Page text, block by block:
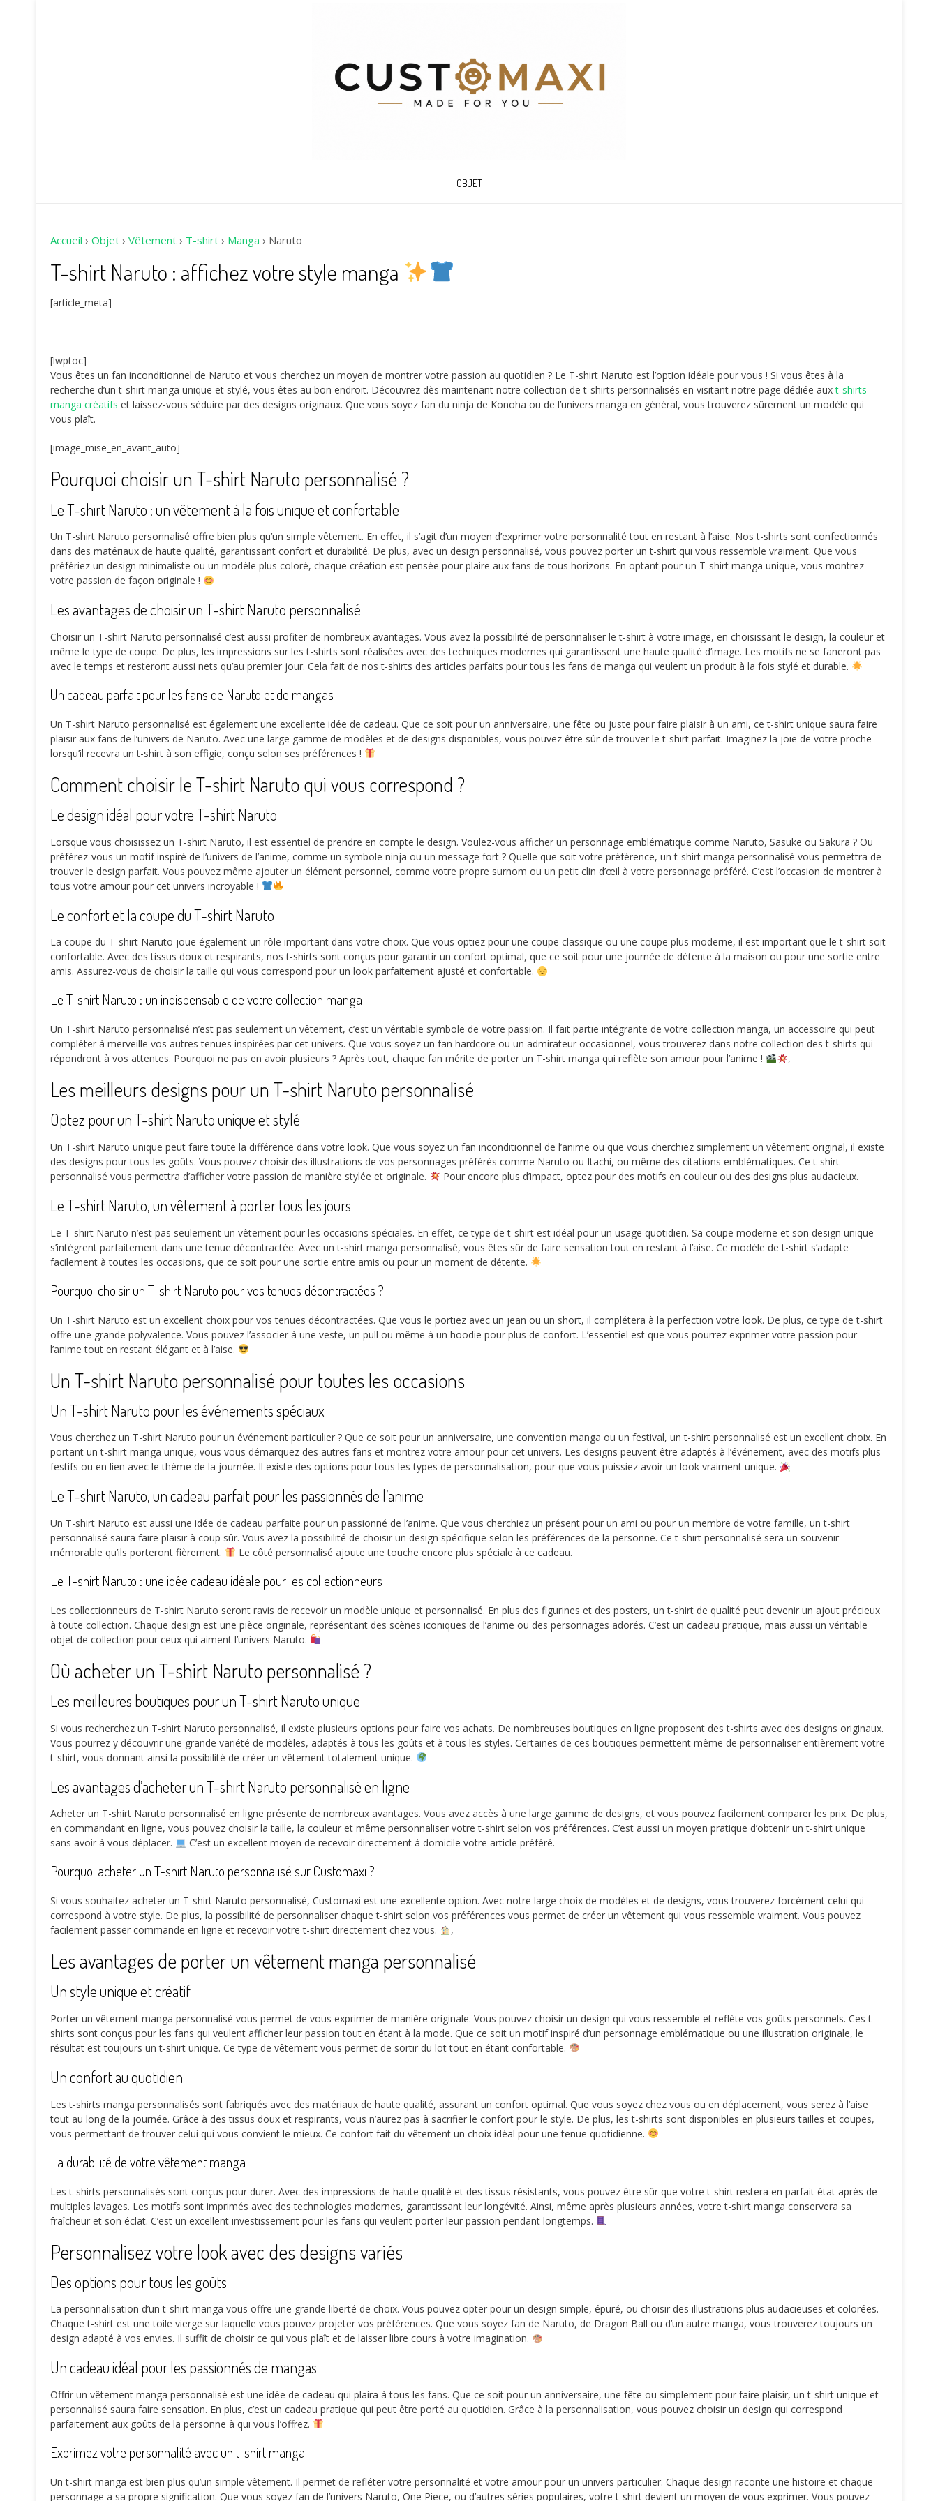
OBJET
Accueil › Objet › Vêtement › T-shirt › Manga › Naruto
T-shirt Naruto : affichez votre style manga
[article_meta]
[lwptoc]
Vous êtes un fan inconditionnel de Naruto et vous cherchez un moyen de montrer votre passion au quotidien ? Le T-shirt Naruto est l’option idéale pour vous ! Si vous êtes à la
recherche d’un t-shirt manga unique et stylé, vous êtes au bon endroit. Découvrez dès maintenant notre collection de t-shirts personnalisés en visitant notre page dédiée auxt-shirts
manga créatifs et laissez-vous séduire par des designs originaux. Que vous soyez fan du ninja de Konoha ou de l’univers manga en général, vous trouverez sûrement un modèle qui
vous plaît.
[image_mise_en_avant_auto]
Pourquoi choisir un T-shirt Naruto personnalisé ?
Le T-shirt Naruto : un vêtement à la fois unique et confortable
Un T-shirt Naruto personnalisé offre bien plus qu’un simple vêtement. En effet, il s’agit d’un moyen d’exprimer votre personnalité tout en restant à l’aise. Nos t-shirts sont confectionnés
dans des matériaux de haute qualité, garantissant confort et durabilité. De plus, avec un design personnalisé, vous pouvez porter un t-shirt qui vous ressemble vraiment. Que vous
préfériez un design minimaliste ou un modèle plus coloré, chaque création est pensée pour plaire aux fans de tous horizons. En optant pour un T-shirt manga unique, vous montrez
votre passion de façon originale !
Les avantages de choisir un T-shirt Naruto personnalisé
Choisir un T-shirt Naruto personnalisé c’est aussi profiter de nombreux avantages. Vous avez la possibilité de personnaliser le t-shirt à votre image, en choisissant le design, la couleur et
même le type de coupe. De plus, les impressions sur les t-shirts sont réalisées avec des techniques modernes qui garantissent une haute qualité d’image. Les motifs ne se faneront pas
avec le temps et resteront aussi nets qu’au premier jour. Cela fait de nos t-shirts des articles parfaits pour tous les fans de manga qui veulent un produit à la fois stylé et durable.
Un cadeau parfait pour les fans de Naruto et de mangas
Un T-shirt Naruto personnalisé est également une excellente idée de cadeau. Que ce soit pour un anniversaire, une fête ou juste pour faire plaisir à un ami, ce t-shirt unique saura faire
plaisir aux fans de l’univers de Naruto. Avec une large gamme de modèles et de designs disponibles, vous pouvez être sûr de trouver le t-shirt parfait. Imaginez la joie de votre proche
lorsqu’il recevra un t-shirt à son effigie, conçu selon ses préférences !
Comment choisir le T-shirt Naruto qui vous correspond ?
Le design idéal pour votre T-shirt Naruto
Lorsque vous choisissez un T-shirt Naruto, il est essentiel de prendre en compte le design. Voulez-vous afficher un personnage emblématique comme Naruto, Sasuke ou Sakura ? Ou
préférez-vous un motif inspiré de l’univers de l’anime, comme un symbole ninja ou un message fort ? Quelle que soit votre préférence, un t-shirt manga personnalisé vous permettra de
trouver le design parfait. Vous pouvez même ajouter un élément personnel, comme votre propre surnom ou un petit clin d’œil à votre personnage préféré. C’est l’occasion de montrer à
tous votre amour pour cet univers incroyable !
Le confort et la coupe du T-shirt Naruto
La coupe du T-shirt Naruto joue également un rôle important dans votre choix. Que vous optiez pour une coupe classique ou une coupe plus moderne, il est important que le t-shirt soit
confortable. Avec des tissus doux et respirants, nos t-shirts sont conçus pour garantir un confort optimal, que ce soit pour une journée de détente à la maison ou pour une sortie entre
amis. Assurez-vous de choisir la taille qui vous correspond pour un look parfaitement ajusté et confortable.
Le T-shirt Naruto : un indispensable de votre collection manga
Un T-shirt Naruto personnalisé n’est pas seulement un vêtement, c’est un véritable symbole de votre passion. Il fait partie intégrante de votre collection manga, un accessoire qui peut
compléter à merveille vos autres tenues inspirées par cet univers. Que vous soyez un fan hardcore ou un admirateur occasionnel, vous trouverez dans notre collection des t-shirts qui
répondront à vos attentes. Pourquoi ne pas en avoir plusieurs ? Après tout, chaque fan mérite de porter un T-shirt manga qui reflète son amour pour l’anime !
,
Les meilleurs designs pour un T-shirt Naruto personnalisé
Optez pour un T-shirt Naruto unique et stylé
Un T-shirt Naruto unique peut faire toute la différence dans votre look. Que vous soyez un fan inconditionnel de l’anime ou que vous cherchiez simplement un vêtement original, il existe
des designs pour tous les goûts. Vous pouvez choisir des illustrations de vos personnages préférés comme Naruto ou Itachi, ou même des citations emblématiques. Ce t-shirt
personnalisé vous permettra d’afficher votre passion de manière stylée et originale.
Pour encore plus d’impact, optez pour des motifs en couleur ou des designs plus audacieux.
Le T-shirt Naruto, un vêtement à porter tous les jours
Le T-shirt Naruto n’est pas seulement un vêtement pour les occasions spéciales. En effet, ce type de t-shirt est idéal pour un usage quotidien. Sa coupe moderne et son design unique
s’intègrent parfaitement dans une tenue décontractée. Avec un t-shirt manga personnalisé, vous êtes sûr de faire sensation tout en restant à l’aise. Ce modèle de t-shirt s’adapte
facilement à toutes les occasions, que ce soit pour une sortie entre amis ou pour un moment de détente.
Pourquoi choisir un T-shirt Naruto pour vos tenues décontractées ?
Un T-shirt Naruto est un excellent choix pour vos tenues décontractées. Que vous le portiez avec un jean ou un short, il complétera à la perfection votre look. De plus, ce type de t-shirt
offre une grande polyvalence. Vous pouvez l’associer à une veste, un pull ou même à un hoodie pour plus de confort. L’essentiel est que vous pourrez exprimer votre passion pour
l’anime tout en restant élégant et à l’aise.
Un T-shirt Naruto personnalisé pour toutes les occasions
Un T-shirt Naruto pour les événements spéciaux
Vous cherchez un T-shirt Naruto pour un événement particulier ? Que ce soit pour un anniversaire, une convention manga ou un festival, un t-shirt personnalisé est un excellent choix. En
portant un t-shirt manga unique, vous vous démarquez des autres fans et montrez votre amour pour cet univers. Les designs peuvent être adaptés à l’événement, avec des motifs plus
festifs ou en lien avec le thème de la journée. Il existe des options pour tous les types de personnalisation, pour que vous puissiez avoir un look vraiment unique.
Le T-shirt Naruto, un cadeau parfait pour les passionnés de l’anime
Un T-shirt Naruto est aussi une idée de cadeau parfaite pour un passionné de l’anime. Que vous cherchiez un présent pour un ami ou pour un membre de votre famille, un t-shirt
personnalisé saura faire plaisir à coup sûr. Vous avez la possibilité de choisir un design spécifique selon les préférences de la personne. Ce t-shirt personnalisé sera un souvenir
mémorable qu’ils porteront fièrement.
Le côté personnalisé ajoute une touche encore plus spéciale à ce cadeau.
Le T-shirt Naruto : une idée cadeau idéale pour les collectionneurs
Les collectionneurs de T-shirt Naruto seront ravis de recevoir un modèle unique et personnalisé. En plus des figurines et des posters, un t-shirt de qualité peut devenir un ajout précieux
à toute collection. Chaque design est une pièce originale, représentant des scènes iconiques de l’anime ou des personnages adorés. C’est un cadeau pratique, mais aussi un véritable
objet de collection pour ceux qui aiment l’univers Naruto.
Où acheter un T-shirt Naruto personnalisé ?
Les meilleures boutiques pour un T-shirt Naruto unique
Si vous recherchez un T-shirt Naruto personnalisé, il existe plusieurs options pour faire vos achats. De nombreuses boutiques en ligne proposent des t-shirts avec des designs originaux.
Vous pourrez y découvrir une grande variété de modèles, adaptés à tous les goûts et à tous les styles. Certaines de ces boutiques permettent même de personnaliser entièrement votre
t-shirt, vous donnant ainsi la possibilité de créer un vêtement totalement unique.
Les avantages d’acheter un T-shirt Naruto personnalisé en ligne
Acheter un T-shirt Naruto personnalisé en ligne présente de nombreux avantages. Vous avez accès à une large gamme de designs, et vous pouvez facilement comparer les prix. De plus,
en commandant en ligne, vous pouvez choisir la taille, la couleur et même personnaliser votre t-shirt selon vos préférences. C’est aussi un moyen pratique d’obtenir un t-shirt unique
sans avoir à vous déplacer.
C’est un excellent moyen de recevoir directement à domicile votre article préféré.
Pourquoi acheter un T-shirt Naruto personnalisé sur Customaxi ?
Si vous souhaitez acheter un T-shirt Naruto personnalisé, Customaxi est une excellente option. Avec notre large choix de modèles et de designs, vous trouverez forcément celui qui
correspond à votre style. De plus, la possibilité de personnaliser chaque t-shirt selon vos préférences vous permet de créer un vêtement qui vous ressemble vraiment. Vous pouvez
facilement passer commande en ligne et recevoir votre t-shirt directement chez vous.
,
Les avantages de porter un vêtement manga personnalisé
Un style unique et créatif
Porter un vêtement manga personnalisé vous permet de vous exprimer de manière originale. Vous pouvez choisir un design qui vous ressemble et reflète vos goûts personnels. Ces t-
shirts sont conçus pour les fans qui veulent afficher leur passion tout en étant à la mode. Que ce soit un motif inspiré d’un personnage emblématique ou une illustration originale, le
résultat est toujours un t-shirt unique. Ce type de vêtement vous permet de sortir du lot tout en étant confortable.
Un confort au quotidien
Les t-shirts manga personnalisés sont fabriqués avec des matériaux de haute qualité, assurant un confort optimal. Que vous soyez chez vous ou en déplacement, vous serez à l’aise
tout au long de la journée. Grâce à des tissus doux et respirants, vous n’aurez pas à sacrifier le confort pour le style. De plus, les t-shirts sont disponibles en plusieurs tailles et coupes,
vous permettant de trouver celui qui vous convient le mieux. Ce confort fait du vêtement un choix idéal pour une tenue quotidienne.
La durabilité de votre vêtement manga
Les t-shirts personnalisés sont conçus pour durer. Avec des impressions de haute qualité et des tissus résistants, vous pouvez être sûr que votre t-shirt restera en parfait état après de
multiples lavages. Les motifs sont imprimés avec des technologies modernes, garantissant leur longévité. Ainsi, même après plusieurs années, votre t-shirt manga conservera sa
fraîcheur et son éclat. C’est un excellent investissement pour les fans qui veulent porter leur passion pendant longtemps.
Personnalisez votre look avec des designs variés
Des options pour tous les goûts
La personnalisation d’un t-shirt manga vous offre une grande liberté de choix. Vous pouvez opter pour un design simple, épuré, ou choisir des illustrations plus audacieuses et colorées.
Chaque t-shirt est une toile vierge sur laquelle vous pouvez projeter vos préférences. Que vous soyez fan de Naruto, de Dragon Ball ou d’un autre manga, vous trouverez toujours un
design adapté à vos envies. Il suffit de choisir ce qui vous plaît et de laisser libre cours à votre imagination.
Un cadeau idéal pour les passionnés de mangas
Offrir un vêtement manga personnalisé est une idée de cadeau qui plaira à tous les fans. Que ce soit pour un anniversaire, une fête ou simplement pour faire plaisir, un t-shirt unique et
personnalisé saura faire sensation. En plus, c’est un cadeau pratique qui peut être porté au quotidien. Grâce à la personnalisation, vous pouvez choisir un design qui correspond
parfaitement aux goûts de la personne à qui vous l’offrez.
Exprimez votre personnalité avec un t-shirt manga
Un t-shirt manga est bien plus qu’un simple vêtement. Il permet de refléter votre personnalité et votre amour pour un univers particulier. Chaque design raconte une histoire et chaque
personnage a sa propre signification. Que vous soyez fan de l’univers Naruto, One Piece, ou d’autres séries populaires, votre t-shirt devient un moyen de vous exprimer. Vous pouvez